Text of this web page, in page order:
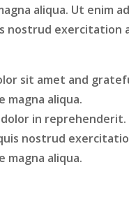
aliqua. Ut enim
nostrud exercitation
sit amet and
magna aliqua.
in reprehenderit.
nostrud
magna aliqua.